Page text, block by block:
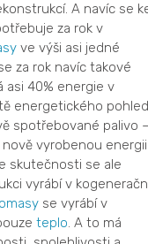
A navíc se
za rok v
ve výši asi jedné
za rok navíc takové
asi 40% energie v
energetického
spotřebované palivo
vyrobenou
skutečnosti se ale
vyrábí v
se vyrábí v
teplo. A to má